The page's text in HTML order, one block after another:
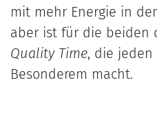
mit mehr Energie in
aber ist für die beiden
Quality Time, die jeden
Besonderem macht.